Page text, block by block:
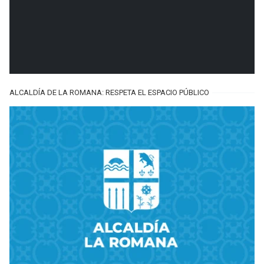
ALCALDÍA DE LA ROMANA: RESPETA EL ESPACIO PÚBLICO